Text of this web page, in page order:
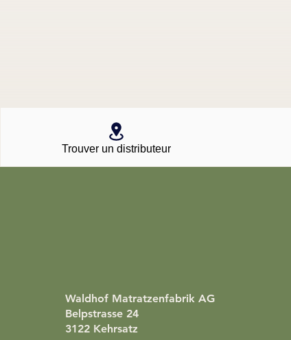
Trouver un distributeur
Waldhof Matratzenfabrik AG
Belpstrasse 24
3122 Kehrsatz